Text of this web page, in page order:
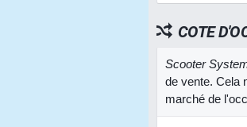
COTE
Scooter
de vente. Cela
marché de